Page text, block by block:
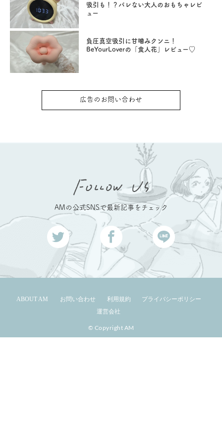
吸引も！？バレない大人のおもちゃレビ
ュー
負圧真空吸引に甘噛みクンニ！
BeYourLoverの「食人花」レビュー♡
広告のお問い合わせ
AMの公式SNSで最新記事をチェック
ABOUT AM お問い合わせ 利用規約
プライバシーポリシー
運営会社
© Copyright AM